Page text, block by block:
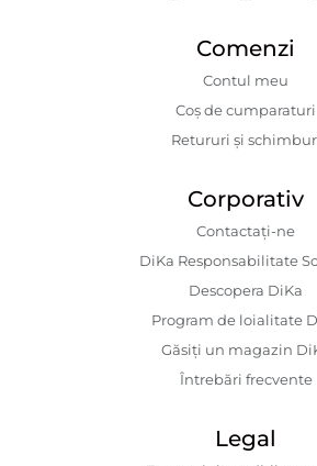
Comenzi
Contul meu
Coș de cumparaturi
Retururi și
Corporativ
Contactaţi-ne
DiKa Responsabilitate
Descopera DiKa
Program de loialitate
Găsiți un magazin
Întrebări frecvente
Legal